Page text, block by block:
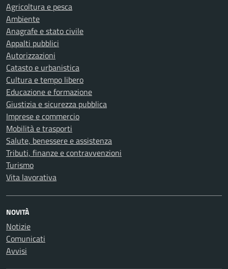
Agricoltura e pesca
Ambiente
Anagrafe e stato civile
Appalti pubblici
Autorizzazioni
Catasto e urbanistica
Cultura e tempo libero
Educazione e formazione
Giustizia e sicurezza pubblica
Imprese e commercio
Mobilità e trasporti
Salute, benessere e assistenza
Tributi, finanze e contravvenzioni
Turismo
Vita lavorativa
NOVITÀ
Notizie
Comunicati
Avvisi